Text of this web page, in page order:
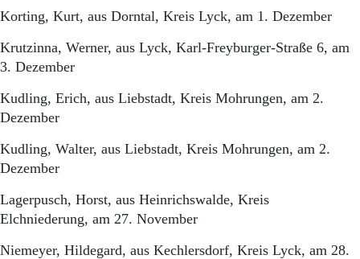
Korting, Kurt, aus Dorntal, Kreis Lyck, am 1. Dezember
Krutzinna, Werner, aus Lyck, Karl-Freyburger-Straße 6, am
3. Dezember
Kudling, Erich, aus Liebstadt, Kreis Mohrungen, am 2.
Dezember
Kudling, Walter, aus Liebstadt, Kreis Mohrungen, am 2.
Dezember
Lagerpusch, Horst, aus Heinrichswalde, Kreis
Elchniederung, am 27. November
Niemeyer, Hildegard, aus Kechlersdorf, Kreis Lyck, am 28.